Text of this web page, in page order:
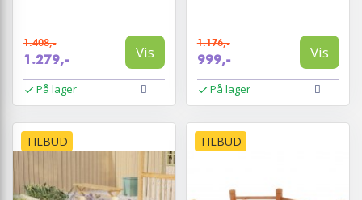
1.408,-
1.279,- Vis
På lager
1.176,-
999,- Vis
På lager
TILBUD TILBUD